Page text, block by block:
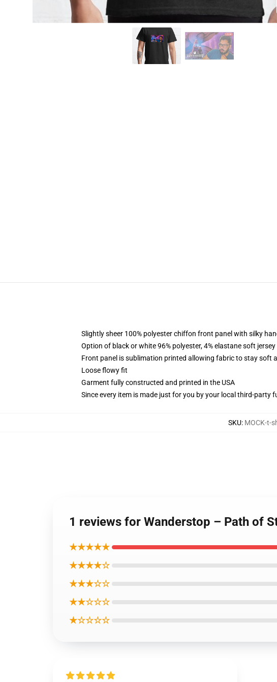
Slightly sheer 100% polyester chiffon front panel with silky
Option of black or white 96% polyester, 4% elastane soft jersey
Front panel is sublimation printed allowing fabric to stay soft
Loose flowy fit
Garment fully constructed and printed in the USA
Since every item is made just for you by your local third-party
SKU: MOCK-t-
1 reviews for Wanderstop – Path of
★★★★★
★★★★☆
★★★☆☆
★★☆☆☆
★☆☆☆☆